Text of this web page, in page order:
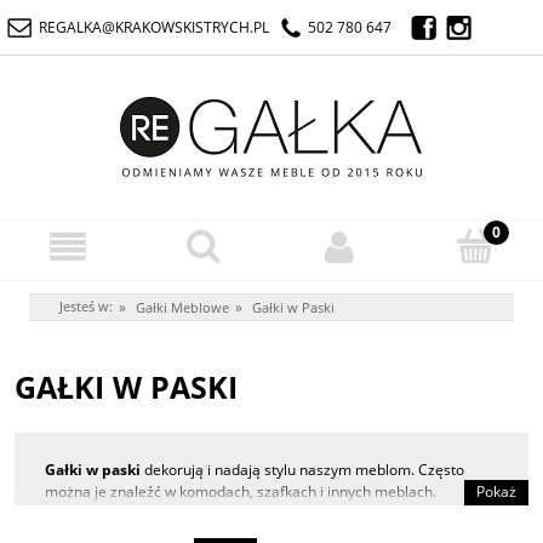
REGALKA@KRAKOWSKISTRYCH.PL 502 780 647
Jesteś w: » Gałki Meblowe » Gałki w Paski
GAŁKI W PASKI
Gałki w paski dekorują i nadają stylu naszym meblom. Często
można je znaleźć w komodach, szafkach i innych meblach.
meblach. Dostępnych jest wiele różnych wzorów w paski, takich jak
Pokaż